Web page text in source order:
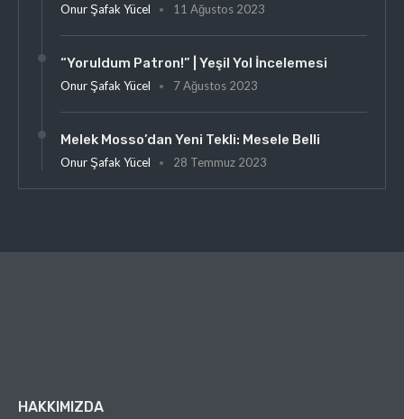
Onur Şafak Yücel 11 Ağustos 2023
“Yoruldum Patron!” | Yeşil Yol İncelemesi
Onur Şafak Yücel 7 Ağustos 2023
Melek Mosso’dan Yeni Tekli: Mesele Belli
Onur Şafak Yücel 28 Temmuz 2023
HAKKIMIZDA